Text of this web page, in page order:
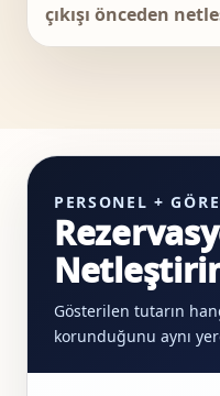
çıkışı önceden
PERSONEL +
Gösterilen tutarın
korunduğunu aynı